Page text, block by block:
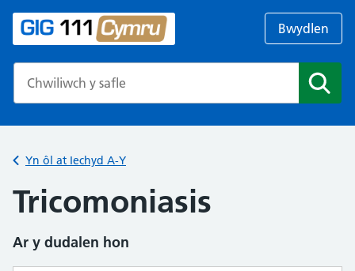
Bwydlen
Yn ôl at Iechyd A-Y
Tricomoniasis
Ar y dudalen hon